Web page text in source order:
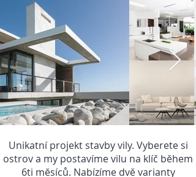
Unikatní projekt stavby vily. Vyberete si
ostrov a my postavíme vilu na klíč během
6ti měsíců. Nabízíme dvě varianty